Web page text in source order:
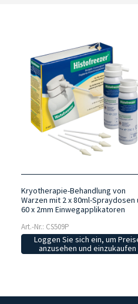
Kryotherapie-Behandlung von
Warzen mit 2 x 80ml-Spraydosen
60 x 2mm Einwegapplikatoren
Art.-Nr.: CS509P
Loggen Sie sich ein, um
anzusehen und einzukaufen